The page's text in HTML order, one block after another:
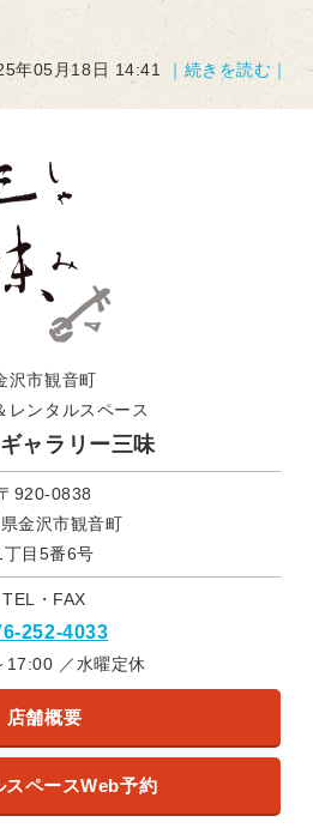
年05月18日 14:41 ｜続きを読む｜
沢市観音町
レンタルスペース
ャラリー三味
920-0838
金沢市観音町
丁目5番6号
TEL・FAX
252-4033
17:00 ／水曜定休
店舗概要
スペースWeb予約